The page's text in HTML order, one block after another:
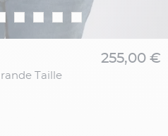
Taille
255,00 €